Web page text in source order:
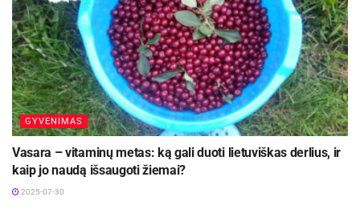
GYVENIMAS
Vasara – vitaminų metas: ką gali duoti lietuviškas derlius, ir
kaip jo naudą išsaugoti žiemai?
2025-07-30